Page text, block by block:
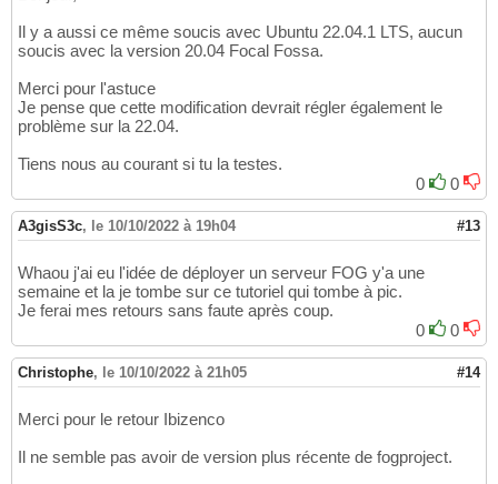
Il y a aussi ce même soucis avec Ubuntu 22.04.1 LTS, aucun
soucis avec la version 20.04 Focal Fossa.
Merci pour l'astuce
Je pense que cette modification devrait régler également le
problème sur la 22.04.
Tiens nous au courant si tu la testes.
0
0
A3gisS3c, le 10/10/2022 à 19h04 #13
Whaou j'ai eu l'idée de déployer un serveur FOG y'a une
semaine et la je tombe sur ce tutoriel qui tombe à pic.
Je ferai mes retours sans faute après coup.
0
0
Christophe, le 10/10/2022 à 21h05 #14
Merci pour le retour Ibizenco
Il ne semble pas avoir de version plus récente de fogproject.